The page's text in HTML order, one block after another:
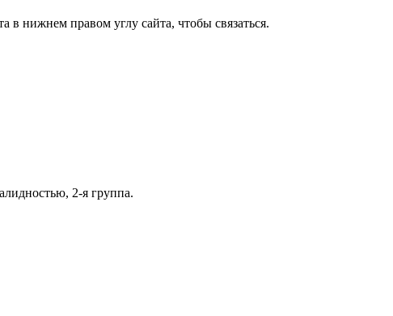
нижнем правом углу сайта, чтобы связаться.
2-я группа.